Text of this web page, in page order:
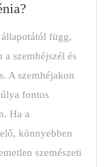
állapotától függ,
szemhéjszél és
A szemhéjakon
fontos
Ha a
könnyebben
szemészeti